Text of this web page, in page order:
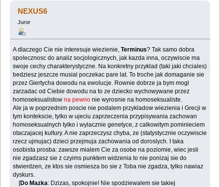
NEXUS6
Juror
A dlaczego Cie nie interesuje wiezienie,Terminus? Tak samo dobra
spolecznosc do analiz socjologicznych, jak kazda inna, oczywiscie ma
swoje cechy charakterystyczne. Na konkretny przyklad (taki jaki chciales)
bedziesz jeszcze musial poczekac pare lat. To troche jak domaganie sie
przez Giertycha dowodu na ewolucje. Rownie dobrze ja bym mogl
zarzadac od Ciebie dowodu na to ze dziecko wychowywane przez
homoseksualistowna pewnonie wyrosnie na homoseksualiste.
Ale ja w poprzednim poscie nie podalem przykladow wiezienia i Grecji w
tym kontekscie, tylko w ujeciu zaprzeczenia przypisywania zachowan
homoseksualnych tylko i wylacznie genetyce, z calkowitym pominieciem
otaczajacej kultury. A nie zaprzeczysz chyba, ze (statystycznie oczywiscie
rzecz ujmujac) dzieci przejmuja zachowania od doroslych. I taka
osobista prosba: zawsze mialem Cie za osobe na poziomie, wiec jesli
nie zgadzasz sie z czyims punktem widzenia to nie ponizaj sie do
stwierdzen, ze ktos sie osmiesza bo sie z Toba nie zgadza, tylko nawiaz
dyskurs.
[Do Mazka: Dzizas, spokojnie! Nie spodziewalem sie takiej